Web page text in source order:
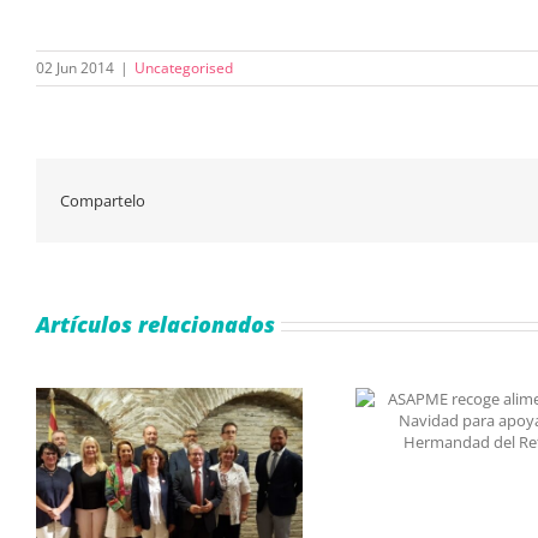
02 Jun 2014 | Uncategorised
Compartelo
Artículos relacionados
ASAPME recoge alimentos
esta Navidad para apoyar a la
Hermandad del Refugio